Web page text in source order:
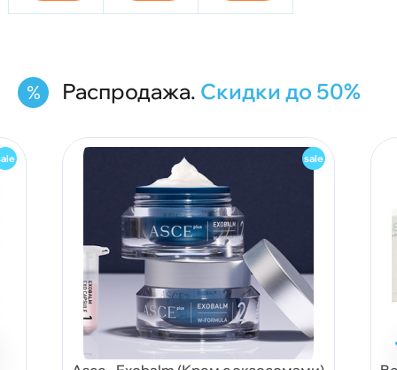
Распродажа. Скидки до 50%